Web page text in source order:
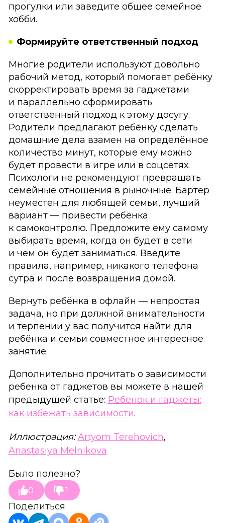
прогулки или заведите общее семейное
хобби.
Формируйте ответственный подход
Многие родители используют довольно
рабочий метод, который помогает ребёнку
скорректировать время за гаджетами
и параллельно сформировать
ответственный подход к этому досугу.
Родители предлагают ребёнку сделать
домашние дела взамен на определённое
количество минут, которые ему можно
будет провести в игре или в соцсетях.
Психологи не рекомендуют превращать
семейные отношения в рыночные. Бартер
неуместен для любящей семьи, лучший
вариант — привести ребёнка
к самоконтролю. Предложите ему самому
выбирать время, когда он будет в сети
и чем он будет заниматься. Введите
правила, например, никакого телефона
сутра и после возвращения домой.
Вернуть ребёнка в офлайн — непростая
задача, но при должной внимательности
и терпении у вас получится найти для
ребёнка и семьи совместное интересное
занятие.
Дополнительно прочитать о зависимости
ребенка от гаджетов вы можете в нашей
предыдущей статье: Ребенок и гаджеты:
как избежать зависимости.
Иллюстрация:Artyom Terehovich,
Anastasiya Melnikova
Было полезно?
0 1
Поделиться